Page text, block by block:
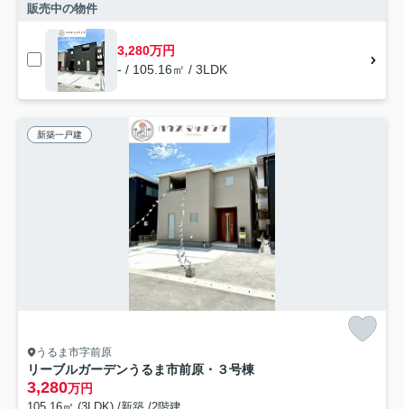
販売中の物件
3,280万円
- / 105.16㎡ / 3LDK
新築一戸建
うるま市字前原
リーブルガーデンうるま市前原・３号棟
3,280万円